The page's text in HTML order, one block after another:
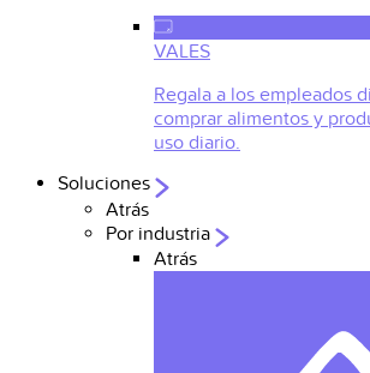
VALES
Regala a los empleados
comprar alimentos y
uso diario.
Soluciones
Atrás
Por industria
Atrás